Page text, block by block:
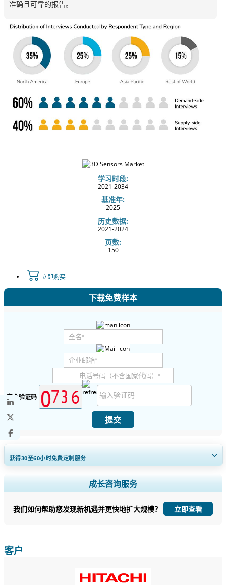
准确且可靠的报告。
学习时段:
2021-2034
基准年:
2025
历史数据:
2021-2024
页数:
150
立即购买
下载免费样本
安全验证码
提交
获得30至60小时免费定制服务
扩大区域和国家覆盖范围， 细分市场分析， 公司简介， 竞争基准分析，
以及最终用户洞察。
立即定制
成长咨询服务
我们如何帮助您发现新机遇并更快地扩大规模？ 立即查看
客户